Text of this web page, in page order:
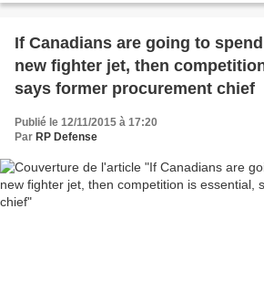
If Canadians are going to
new fighter jet, then
says former procurement chief
Publié le 12/11/2015 à 17:20
Par RP Defense